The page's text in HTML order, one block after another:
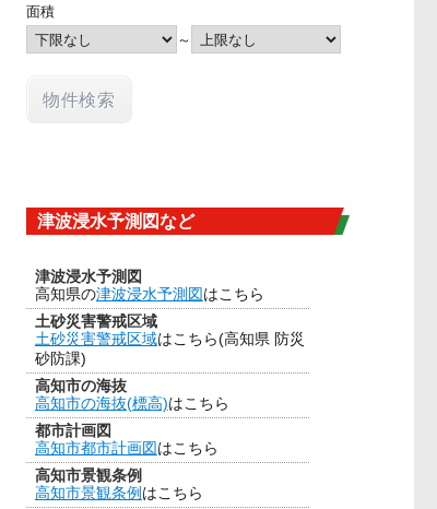
面積
～
津波浸水予測図など
津波浸水予測図
高知県の津波浸水予測図はこちら
土砂災害警戒区域
土砂災害警戒区域はこちら(高知県 防災
砂防課)
高知市の海抜
高知市の海抜(標高)はこちら
都市計画図
高知市都市計画図はこちら
高知市景観条例
高知市景観条例 はこちら